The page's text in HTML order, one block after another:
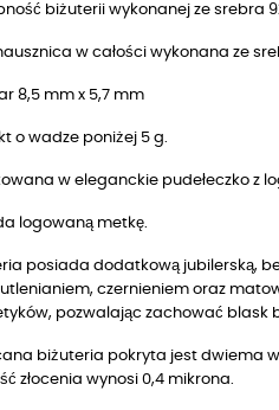
biżuterii wykonanej ze srebra
w całości wykonana ze
8,5 mm x 5,7 mm
o wadze poniżej 5 g.
w eleganckie pudełeczko z
logowaną metkę.
posiada dodatkową jubilerską,
czernieniem oraz
pozwalając zachować blask
biżuteria pokryta jest dwiema
złocenia wynosi 0,4 mikrona.